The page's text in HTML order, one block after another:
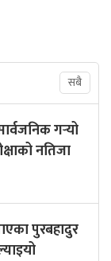
सबै
गर्‍यो
नतिजा
पुरबहादुर